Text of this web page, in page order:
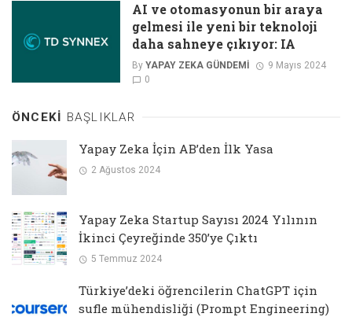
AI ve otomasyonun bir araya
gelmesi ile yeni bir teknoloji
daha sahneye çıkıyor: IA
By YAPAY ZEKA GÜNDEMI
9 Mayıs 2024
0
ÖNCEKI BAŞLIKLAR
Yapay Zeka İçin AB’den İlk Yasa
2 Ağustos 2024
Yapay Zeka Startup Sayısı 2024 Yılının
İkinci Çeyreğinde 350’ye Çıktı
5 Temmuz 2024
Türkiye’deki öğrencilerin ChatGPT için
sufle mühendisliği (Prompt Engineering)